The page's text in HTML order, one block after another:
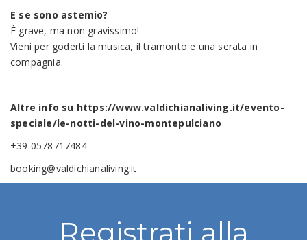
E se sono astemio?
È grave, ma non gravissimo!
Vieni per goderti la musica, il tramonto e una serata in
compagnia.
Altre info su https://www.valdichianaliving.it/evento-
speciale/le-notti-del-vino-montepulciano
+39 0578717484
booking@valdichianaliving.it
Registrati alla